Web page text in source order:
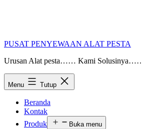
PUSAT PENYEWAAN ALAT PESTA
Urusan Alat pesta…… Kami
Menu Tutup
Beranda
Kontak
Produk
Buka menu